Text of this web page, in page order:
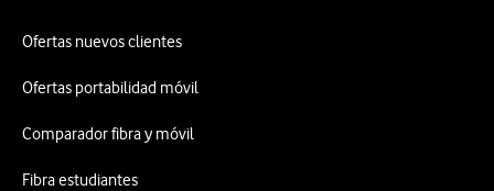
Ofertas nuevos clientes
Ofertas portabilidad móvil
Comparador fibra y móvil
Fibra estudiantes